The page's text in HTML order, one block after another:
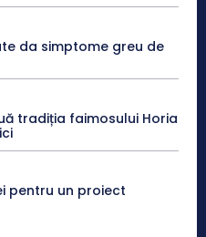
da simptome greu de
tradiția faimosului Horia
pentru un proiect